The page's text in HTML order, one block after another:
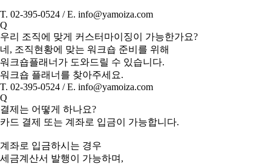
T. 02-395-0524 / E. info@yamoiza.com
Q
우리 조직에 맞게 커스터마이징이 가능한가요?
네, 조직현황에 맞는 워크숍 준비를 위해
워크숍플래너가 도와드릴 수 있습니다.
워크숍 플래너를 찾아주세요.
T. 02-395-0524 / E. info@yamoiza.com
Q
결제는 어떻게 하나요?
카드 결제 또는 계좌로 입금이 가능합니다.
계좌로 입금하시는 경우
세금계산서 발행이 가능하며,